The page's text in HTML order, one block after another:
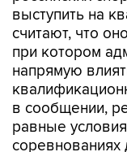
при котором
напрямую
в сообщении,
равные
соревнованиях
национальных